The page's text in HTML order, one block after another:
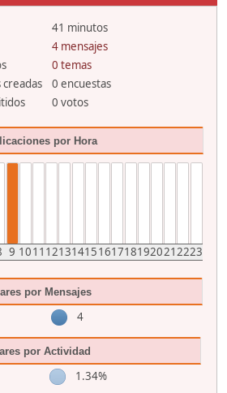
41 minutos
4 mensajes
0 temas
creadas
0 encuestas
0 votos
por Hora
9 1011 121314151617181920212223
por Mensajes
4
por Actividad
1.34%